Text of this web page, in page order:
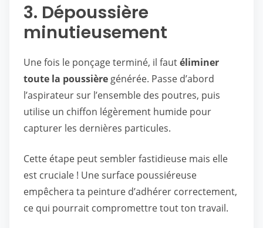
3. Dépoussière
minutieusement
Une fois le ponçage terminé, il fautéliminer
toute la poussière générée. Passe d’abord
l’aspirateur sur l’ensemble des poutres, puis
utilise un chiffon légèrement humide pour
capturer les dernières particules.
Cette étape peut sembler fastidieuse mais elle
est cruciale ! Une surface poussiéreuse
empêchera ta peinture d’adhérer correctement,
ce qui pourrait compromettre tout ton travail.